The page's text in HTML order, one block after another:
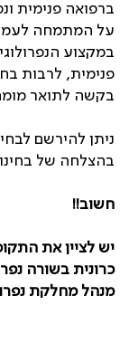
ברפואה פנימית
על המתמחה
במקצוע
פנימית, לרבות
בקשה לתואר
ניתן להירשם
בהצלחה של
חשוב!!
יש לציין את
כרונית בשורה
מנהל מחלקת